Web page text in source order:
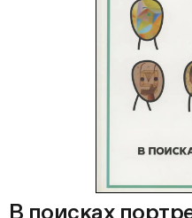
В поисках